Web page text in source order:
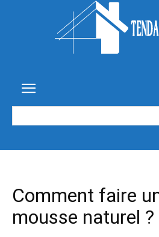
Comment faire
mousse naturel ?